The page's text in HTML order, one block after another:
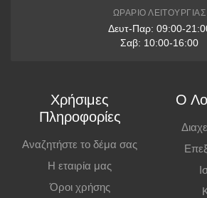
Παραλαβή από Κατάστημα
διαφορετικά η παραγγελία ακυρώνεται.
Επιπλέον Πληροφορίες
Οι τιμές ισχύουν και για αγορές από το
ΩΡΆΡΙΟ ΛΕΙΤΟΥΡΓΊΑΣ
Δευτ-Παρ: 09:00-
Σαβ: 10:00-16:00
Χρήσιμες
Πληροφορίες
Αναζητήστε το δέμα σας
Η εταιρία μας
Όροι χρήσης
Ο